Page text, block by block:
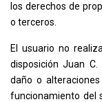
los derechos de
o terceros.
El usuario no
disposiciónJuan C.
daño o
funcionamiento del